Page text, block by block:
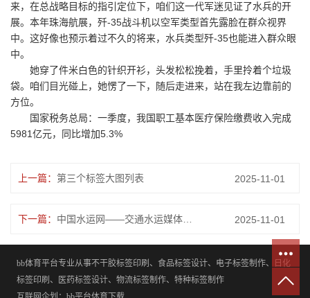
来，在总战略目标的指引定位下，咱们这一代军迷见证了水兵的开
展。本年珠海航展，歼-35战斗机以空军类型首先露脸在群众视界
中。这好像也预示着过不久的将来，水兵类型歼-35也能进入群众眼
中。
她穿了件米白色的针织开衫，头发松松挽着，手里拎着个垃圾
袋。咱们目光碰上，她愣了一下，随后走进来，站在我左边靠前的
方位。
国家税务总局：一季度，我国职工基本医疗保险缴费收入完成
5981亿元，同比增加5.3%
上一篇： 第三个标签大图列表 2025-11-01
下一篇： 2025-11-01
bb体育平台专业从事不干胶标签印刷、食品标签设计、电子标签制作、日化
标签印刷、医药标签设计、物流标签制作、特种标签制作